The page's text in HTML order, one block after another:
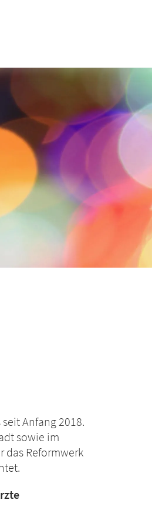
Anfang 2018.
sowie im
das Reformwerk